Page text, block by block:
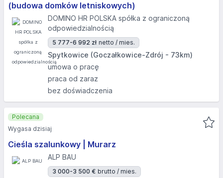
(budowa domków letniskowych)
DOMINO HR POLSKA spółka z ograniczoną
odpowiedzialnością
5 777-6 992 zł netto / mies.
Spytkowice (Goczałkowice-Zdrój - 73km)
umowa o pracę
praca od zaraz
bez doświadczenia
Cieśla szalunkowy | Murarz
ALP BAU
3 000-3 500 € brutto / mies.
Polecana
Wygasa dzisiaj